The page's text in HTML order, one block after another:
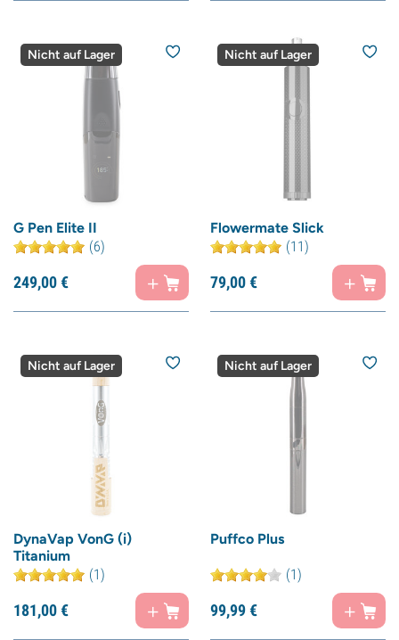
Nicht auf Lager
G Pen Elite II
(6)
249,00€
Nicht auf Lager
Flowermate Slick
(11)
79,00€
Nicht auf Lager
DynaVap VonG (i)
Titanium
(1)
181,00€
Nicht auf Lager
Puffco Plus
(1)
99,99€